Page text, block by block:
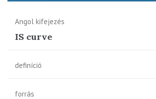
Angol kifejezés
IS curve
definíció
forrás